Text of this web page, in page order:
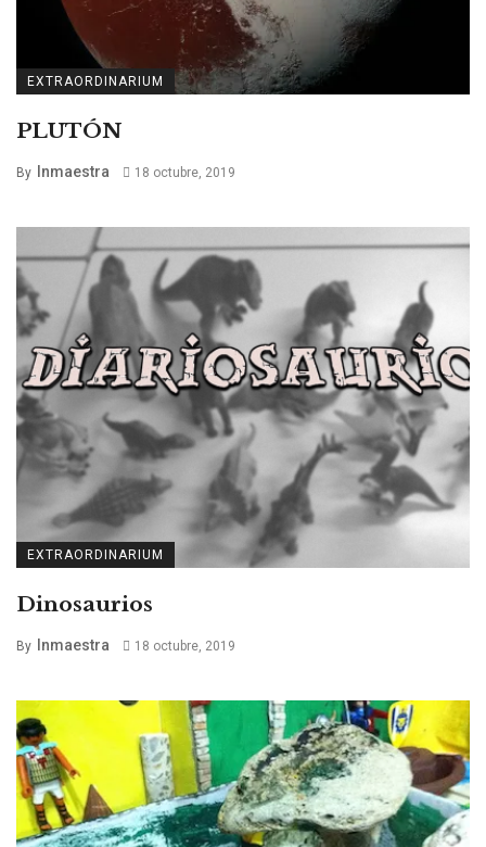
EXTRAORDINARIUM
PLUTÓN
By Inmaestra 18 octubre, 2019
EXTRAORDINARIUM
Dinosaurios
By Inmaestra 18 octubre, 2019